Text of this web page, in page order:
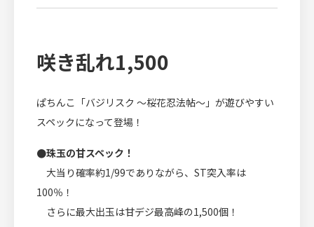
咲き乱れ1,500
ぱちんこ「バジリスク ～桜花忍法帖～」が遊びやすい
スペックになって登場！
●珠玉の甘スペック！
大当り確率約1/99でありながら、ST突入率は
100％！
さらに最大出玉は甘デジ最高峰の1,500個！